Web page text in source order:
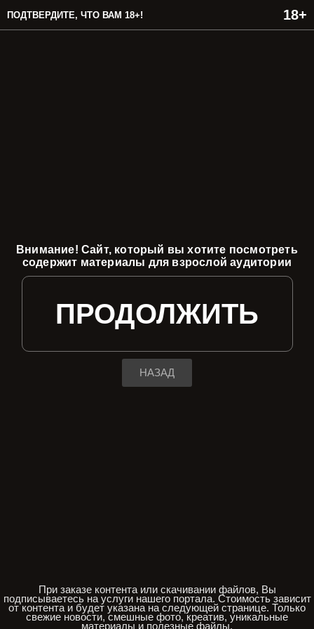
ПОДТВЕРДИТЕ, ЧТО ВАМ 18+!
Внимание! Сайт, который вы хотите посмотреть
содержит материалы для взрослой аудитории
ПРОДОЛЖИТЬ
НАЗАД
При заказе контента или скачивании файлов, Вы
подписываетесь на услуги нашего портала. Стоимость зависит
от контента и будет указана на следующей странице. Только
свежие новости, смешные фото, креатив, уникальные
материалы и полезные файлы.